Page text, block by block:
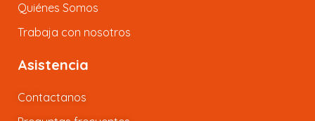
Quiénes Somos
Trabaja con nosotros
Asistencia
Contactanos